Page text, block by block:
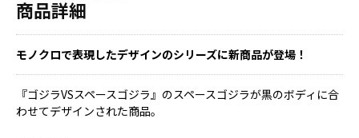
商品詳細
モノクロで表現したデザインのシリーズに新商品が登場！
『ゴジラVSスペースゴジラ』のスペースゴジラが黒のボディに合
わせてデザインされた商品。